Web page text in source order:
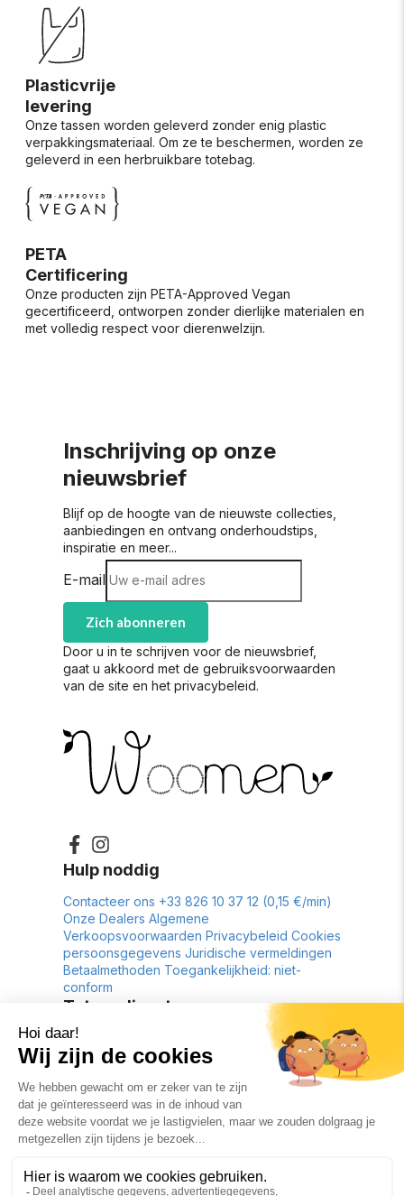
Plasticvrije
levering
Onze tassen worden geleverd zonder enig plastic
verpakkingsmateriaal. Om ze te beschermen, worden ze
geleverd in een herbruikbare totebag.
PETA
Certificering
Onze producten zijn PETA-Approved Vegan
gecertificeerd, ontworpen zonder dierlijke materialen en
met volledig respect voor dierenwelzijn.
Inschrijving op onze
nieuwsbrief
Blijf op de hoogte van de nieuwste collecties,
aanbiedingen en ontvang onderhoudstips,
inspiratie en meer...
E-mail
Zich abonneren
Door u in te schrijven voor de nieuwsbrief,
gaat u akkoord met de gebruiksvoorwaarden
van de site en het privacybeleid.
Hulp noddig
Contacteer ons +33 826 10 37 12 (0,15 €/min)
Onze Dealers Algemene
Verkoopsvoorwaarden Privacybeleid Cookies
persoonsgegevens Juridische vermeldingen
Betaalmethoden Toegankelijkheid: niet-
conform
Tot uw dienst
Retour tot 30 dagen Gratis levering*
Betreffend
GeschiedenisContactformulier
nl €